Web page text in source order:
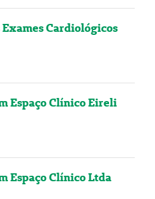
Cardiológicos
Espaço Clínico Eireli
Espaço Clínico Ltda